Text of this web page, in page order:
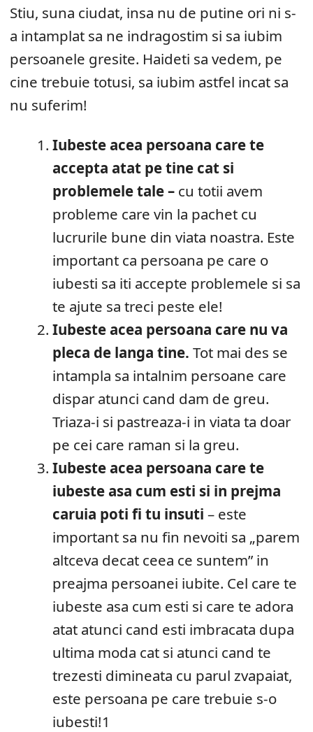
Stiu, suna ciudat, insa nu de putine ori ni s-
a intamplat sa ne indragostim si sa iubim
persoanele gresite. Haideti sa vedem, pe
cine trebuie totusi, sa iubim astfel incat sa
nu suferim!
Iubeste acea persoana care te
accepta atat pe tine cat si
problemele tale – cu totii avem
probleme care vin la pachet cu
lucrurile bune din viata noastra. Este
important ca persoana pe care o
iubesti sa iti accepte problemele si sa
te ajute sa treci peste ele!
Iubeste acea persoana care nu va
pleca de langa tine. Tot mai des se
intampla sa intalnim persoane care
dispar atunci cand dam de greu.
Triaza-i si pastreaza-i in viata ta doar
pe cei care raman si la greu.
Iubeste acea persoana care te
iubeste asa cum esti si in prejma
caruia poti fi tu insuti – este
important sa nu fin nevoiti sa „parem
altceva decat ceea ce suntem” in
preajma persoanei iubite. Cel care te
iubeste asa cum esti si care te adora
atat atunci cand esti imbracata dupa
ultima moda cat si atunci cand te
trezesti dimineata cu parul zvapaiat,
este persoana pe care trebuie s-o
iubesti!1